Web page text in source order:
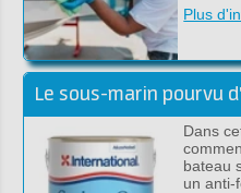
Plus
Dans
bateau
un anti-